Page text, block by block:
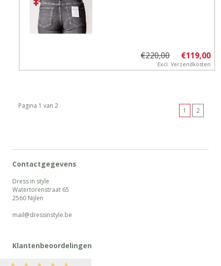
€119,00
€220,00
Excl. Verzendkosten
Pagina 1 van 2
1 2
Contactgegevens
Dress in style
Watertorenstraat 65
2560 Nijlen
mail@dressinstyle.be
Klantenbeoordelingen